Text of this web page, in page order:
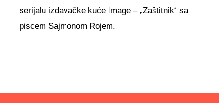
serijalu izdavačke kuće Image – „Zaštitnik“ sa
piscem Sajmonom Rojem.